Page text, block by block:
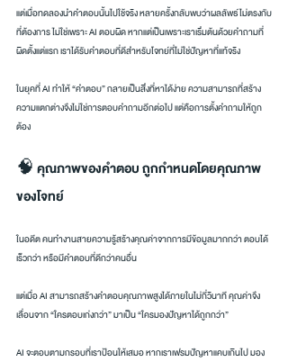
แต่เมื่อทดลองนำคำตอบนั้นไปใช้จริง หลายครั้งกลับพบว่าผลลัพธ์ไม่ตรงกับ
ที่ต้องการ ไม่ใช่เพราะ AI ตอบผิด หากแต่เป็นเพราะเราเริ่มต้นด้วยคำถามที่
ผิดตั้งแต่แรก เราได้รับคำตอบที่ดีสำหรับโจทย์ที่ไม่ใช่ปัญหาที่แท้จริง
ในยุคที่ AI ทำให้ “คำตอบ” กลายเป็นสิ่งที่หาได้ง่าย ความสามารถที่สร้าง
ความแตกต่างจึงไม่ใช่การตอบคำถามอีกต่อไป แต่คือการตั้งคำถามให้ถูก
ต้อง
🧠 คุณภาพของคำตอบ ถูกกำหนดโดยคุณภาพ
ของโจทย์
ในอดีต คนทำงานสายความรู้สร้างคุณค่าจากการมีข้อมูลมากกว่า ตอบได้
เร็วกว่า หรือมีคำตอบที่ดีกว่าคนอื่น
แต่เมื่อ AI สามารถสร้างคำตอบคุณภาพสูงได้ภายในไม่กี่วินาที คุณค่าจึง
เลื่อนจาก “ใครตอบเก่งกว่า” มาเป็น “ใครมองปัญหาได้ถูกกว่า”
AI จะตอบตามกรอบที่เราป้อนให้เสมอ หากเราเฟรมปัญหาแคบเกินไป มอง